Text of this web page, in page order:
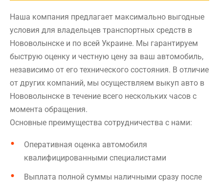
Наша компания предлагает максимально выгодные
условия для владельцев транспортных средств в
Нововолынске и по всей Украине. Мы гарантируем
быструю оценку и честную цену за ваш автомобиль,
независимо от его технического состояния. В отличие
от других компаний, мы осуществляем выкуп авто в
Нововолынске в течение всего нескольких часов с
момента обращения.
Основные преимущества сотрудничества с нами:
Оперативная оценка автомобиля
квалифицированными специалистами
Выплата полной суммы наличными сразу после